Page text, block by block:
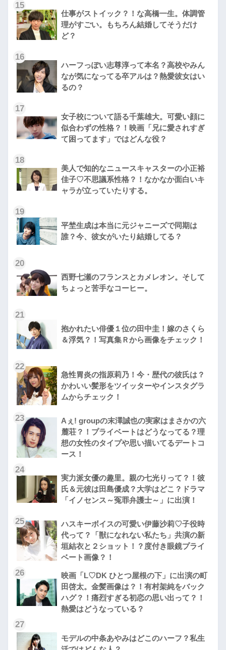
15
仕事がストイック？！な高橋一生。体調管
理がすごい。もちろん結婚してそうだけ
ど？
16
ハーフっぽい志尊淳って本名？高校やみん
なが気になってる卒アルは？熱愛彼女はい
るの？
17
女子校について語る千葉雄大。可愛い顔に
似合わずの性格？！映画「兄に愛されすぎ
て困ってます」ではどんな役？
18
美人で知的なニュースキャスターの小正裕
佳子♡不思議系性格？！なかなか面白いキ
ャラが立っていたりする。
19
平埜生成は本当に元ジャニーズで同期は
誰？今、彼女がいたり結婚してる？
20
西野七瀬のフランスとカメレオン。そして
ちょっと苦手なコーヒー。
21
抱かれたい俳優１位の田中圭！嫁のさくら
＆浮気？！写真集Ｒから画像をチェック！
22
急性胃炎の指原莉乃！今・歴代の彼氏は？
かわいい髪形をツイッターやインスタグラ
ムからチェック！
23
Aぇ! groupの末澤誠也の実家はまさかの六
麓荘？！プライベートはどうなってる？理
想の女性のタイプや思い描いてるデートコ
ース！
24
実力派女優の趣里。親の七光りって？！彼
氏＆元彼は田島優成？大学はどこ？ドラマ
「イノセンス～冤罪弁護士～」に出演！
25
ハスキーボイスの可愛い伊藤沙莉♡子役時
代って？「獣になれない私たち」共演の新
垣結衣と２ショット！？度付き眼鏡プライ
ベート画像？！
26
映画「L♡DK ひとつ屋根の下」に出演の町
田啓太。金髪画像は？！有村架純をバック
ハグ？！痛烈すぎる初恋の思い出って？！
熱愛はどうなっている？
27
モデルの中条あやみはどこのハーフ？私生